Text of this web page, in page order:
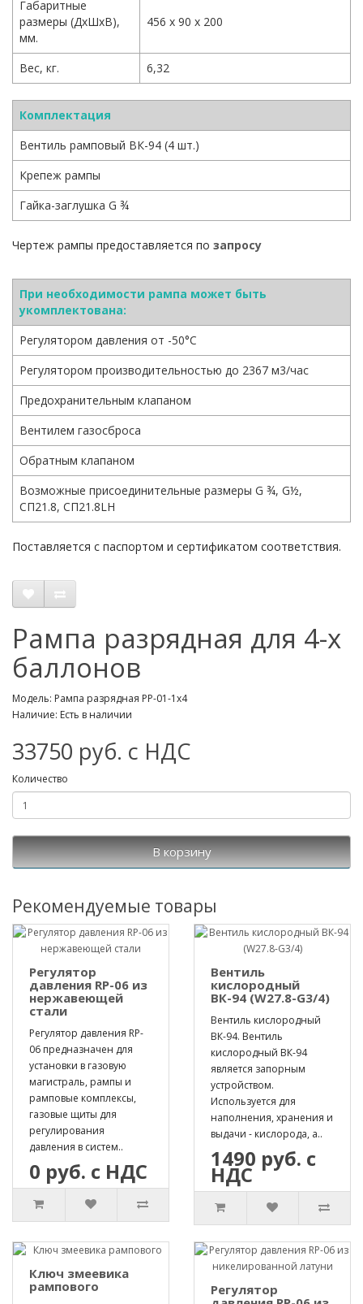
Габаритные
размеры (ДхШхВ),
мм.
456 х 90 х 200
Вес, кг. 6,32
Комплектация
Вентиль рамповый ВК-94 (4 шт.)
Крепеж рампы
Гайка-заглушка G ¾
Чертеж рампы предоставляется по запросу
При необходимости рампа может быть
укомплектована:
Регулятором давления от -50°С
Регулятором производительностью до 2367 м3/час
Предохранительным клапаном
Вентилем газосброса
Обратным клапаном
Возможные присоединительные размеры G ¾, G½,
СП21.8, СП21.8LH
Поставляется с паспортом и сертификатом соответствия.
Рампа разрядная для 4-х
баллонов
Модель: Рампа разрядная РР-01-1х4
Наличие: Есть в наличии
33750 руб. с НДС
Количество
В корзину
Рекомендуемые товары
Регулятор
давления RP-06 из
нержавеющей
стали
Регулятор давления RP-
06 предназначен для
установки в газовую
магистраль, рампы и
рамповые комплексы,
газовые щиты для
регулирования
давления в систем..
0 руб. с НДС
Вентиль
кислородный
ВК-94 (W27.8-G3/4)
Вентиль кислородный
ВК-94. Вентиль
кислородный ВК-94
является запорным
устройством.
Используется для
наполнения, хранения и
выдачи - кислорода, а..
1490 руб. с
НДС
Ключ змеевика
рампового
Регулятор